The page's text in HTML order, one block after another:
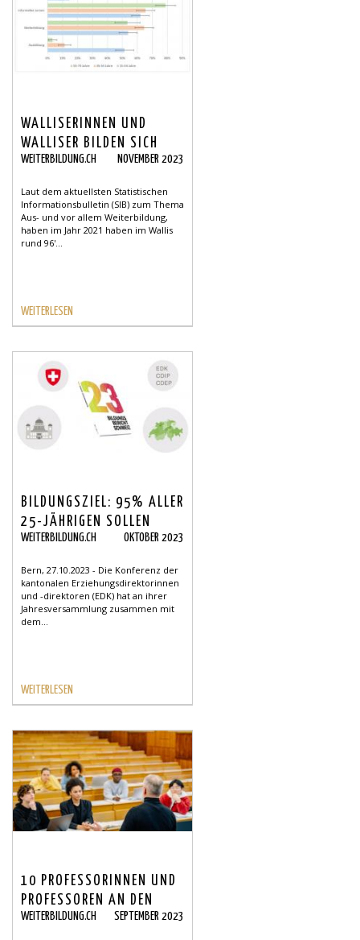
WALLISERINNEN UND
WALLISER BILDEN SICH
GERNE WEITER
WEITERBILDUNG.CH NOVEMBER 2023
Laut dem aktuellsten Statistischen
Informationsbulletin (SIB) zum Thema
Aus- und vor allem Weiterbildung,
haben im Jahr 2021 haben im Wallis
rund 96'...
WEITERLESEN
BILDUNGSZIEL: 95% ALLER
25-JÄHRIGEN SOLLEN
EINEN SEKII-ABSCHLUSS
WEITERBILDUNG.CH OKTOBER 2023
Bern, 27.10.2023 - Die Konferenz der
kantonalen Erziehungsdirektorinnen
und -direktoren (EDK) hat an ihrer
Jahresversammlung zusammen mit
dem...
WEITERLESEN
10 PROFESSORINNEN UND
PROFESSOREN AN DEN
BEIDEN ETH ERNANNT
WEITERBILDUNG.CH SEPTEMBER 2023